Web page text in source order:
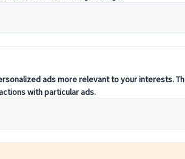
4 名
3 名